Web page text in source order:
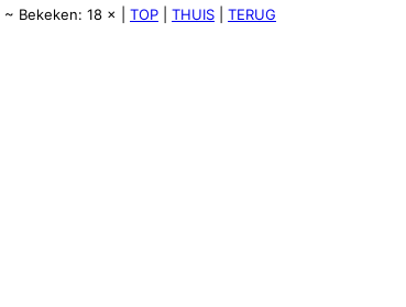
~ Bekeken: 18 × | TOP THUIS TERUG